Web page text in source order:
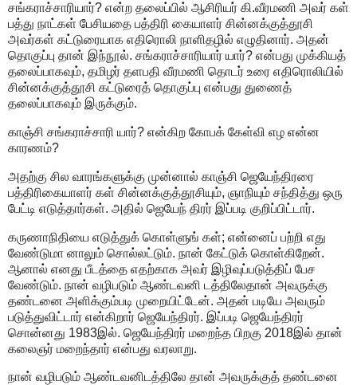
சங்கராச்சாரியார்? என்ற தலைப்பில் ஆசிரியர் கி.வீரமணி அவர் கள்
பத்து நாட்கள் பேசியதை பத்திரி கையாளர் சின்னக்குத்தூசி
அவர்கள் கட்டுரையாக எதிரொலி நாளிதழில் எழுதினார். அதன்
தொகுப்பு தான் இந்நூல். சங்கராச்சாரியார் யார்? என்பது முக்கியத்
தலைப்பாகவும், தமிழர் தளபதி வீரமணி தொடர் உரை எதிரொலியில்
சின்னக்குத்தூசி கட்டுரைத் தொகுப்பு என்பது துணைத்
தலைப்பாகவும் இருக்கும்.
காஞ்சி சங்கராச்சாரி யார்? என்கிற கோபக் கேள்வி எழ என்ன
காரணம்?
அதற்கு சில வாரங்களுக்கு முன்னால் காஞ்சி ஜெயேந்திரரை
பத்திரிகையாளர் கள் சின்னக்குத்தூசியும், ஞாநியும் சந்தித்து ஒரு
பேட்டி எடுத்தார்கள். அதில் ஜெயேந் திரர் இப்படி குறிப்பிட்டார்.
கருணாநிதியை எடுத்துக் கொள்ளுங் கள்; என்னைப் பற்றி எது
வேண்டுமா னாலும் சொல்லட்டும். நான் கேட்டுக் கொள்கிறேன்.
ஆனால் எனது பீடத்தை எதற்காக அவர் இழிவுப்படுத்திப் பேச
வேண்டும். நான் வழிபடும் ஆண்டவனி டத்திலேதான் அவருக்கு
தண்டனை அளிக்கும்படி முறையிட்டேன். அதன் படியே அவரும்
படுத்துவிட்டார் என்கிறார் ஜெயேந்திரர். இப்படி ஜெயேந்திரர்
சொன்னது 1983இல். ஜெயேந்திரர் மறைந்த பிறகு 2018இல் தான்
கலைஞர் மறைந்தார் என்பது வரலாறு.
நான் வழிபடும் ஆண்டவனிடத்திலே தான் அவருக்குத் தண்டனை